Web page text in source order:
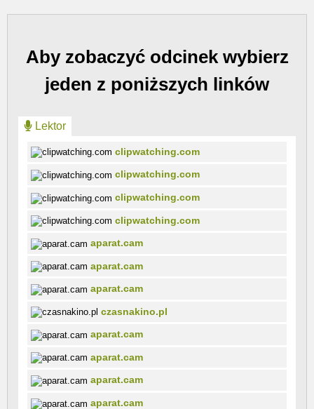
Aby zobaczyć odcinek wybierz
jeden z poniższych linków
Lektor
clipwatching.com
clipwatching.com
clipwatching.com
clipwatching.com
aparat.cam
aparat.cam
aparat.cam
czasnakino.pl
aparat.cam
aparat.cam
aparat.cam
aparat.cam